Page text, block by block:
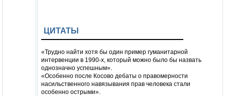
ЦИТАТЫ
«Трудно найти хотя бы один пример гуманитарной
интервенции в 1990-х, который можно было бы назвать
однозначно успешным».
«Особенно после Косово дебаты о правомерности
насильственного навязывания прав человека стали
особенно острыми».